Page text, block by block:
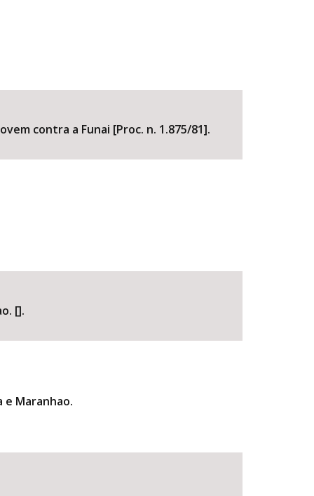
contra a Funai [Proc. n. 1.875/81].
[].
e Maranhao.